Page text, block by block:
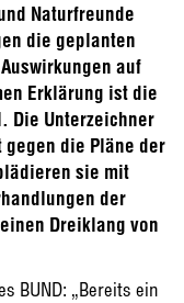
Naturfreunde
die geplanten
auf
Erklärung ist die
Die Unterzeichner
die Pläne der
sie mit
der
Dreiklang von
BUND: „Bereits ein